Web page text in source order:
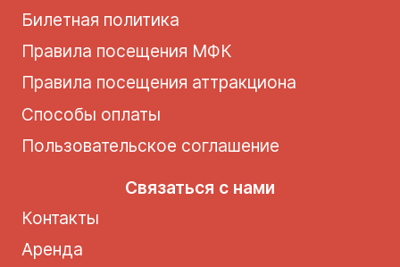
Билетная политика
Правила посещения МФК
Правила посещения аттракциона
Способы оплаты
Пользовательское соглашение
Связаться с нами
Контакты
Аренда